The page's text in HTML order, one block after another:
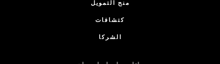
منح التمويل
كتشافات
الشركا